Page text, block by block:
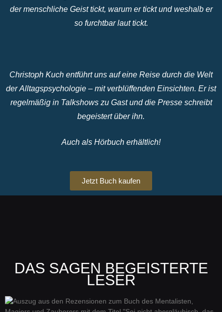
der menschliche Geist tickt, warum er tickt und weshalb er
so furchtbar laut tickt.
Christoph Kuch entführt uns auf eine Reise durch die Welt
der Alltagspsychologie – mit verblüffenden Einsichten. Er ist
regelmäßig in Talkshows zu Gast und die Presse schreibt
begeistert über ihn.
Auch als Hörbuch erhältlich!
Jetzt Buch kaufen
DAS SAGEN BEGEISTERTE
LESER